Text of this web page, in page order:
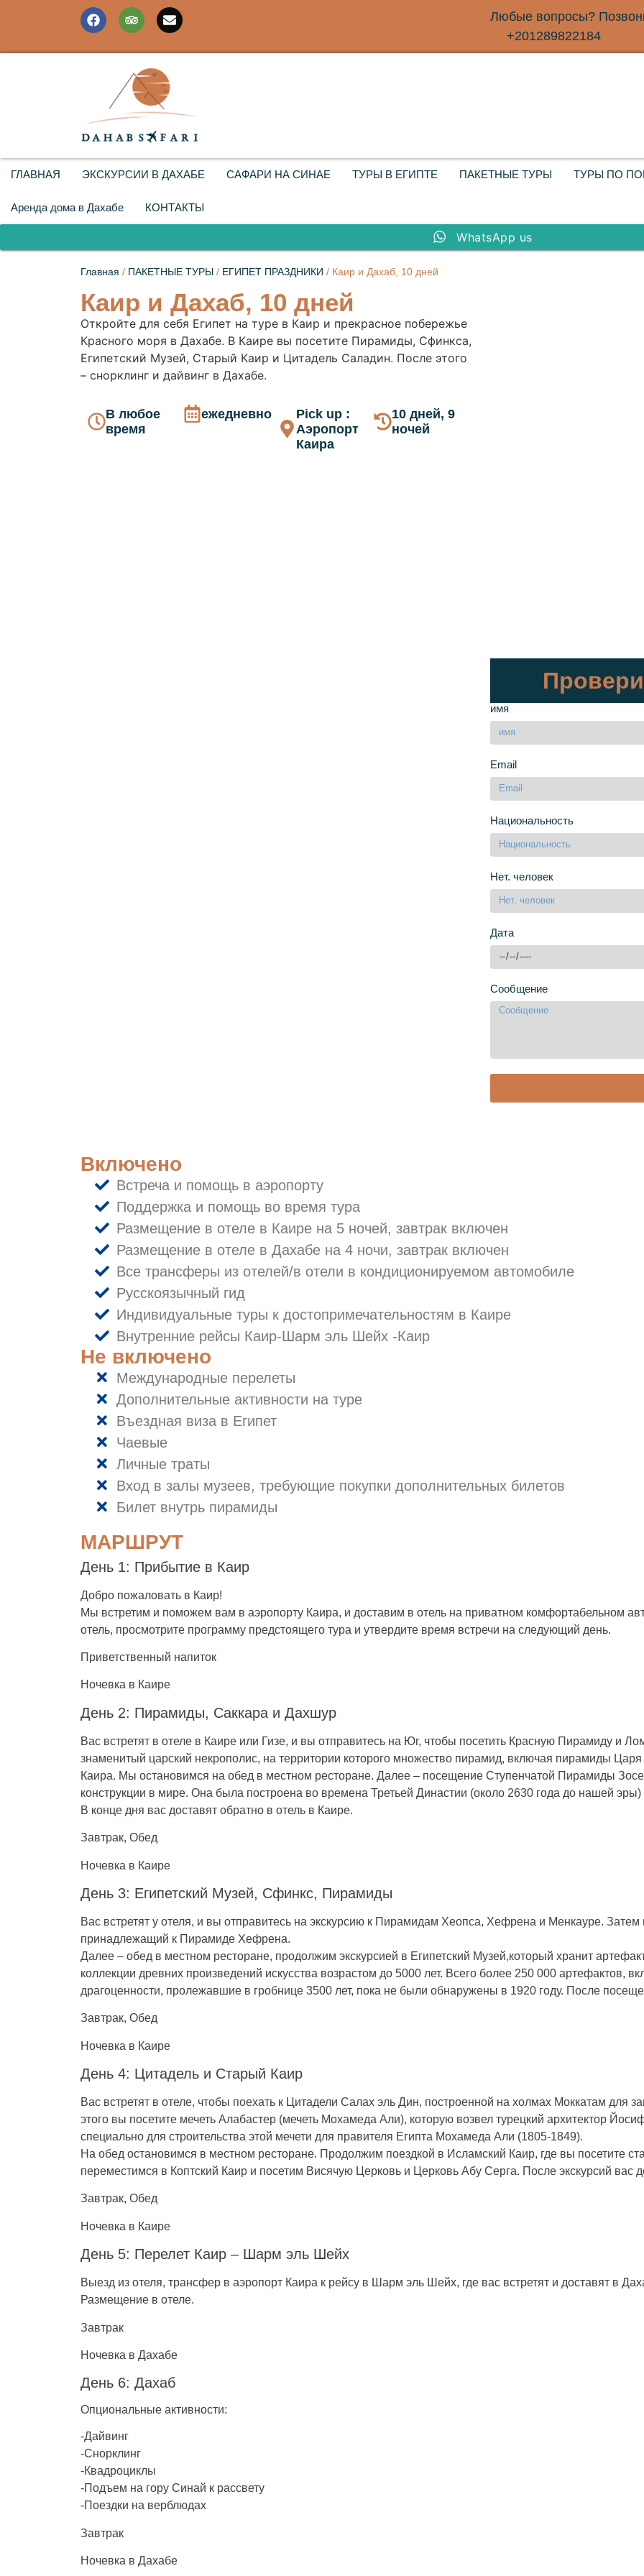
Любые вопросы?
+201289822184
ГЛАВНАЯ ЭКСКУРСИИ В ДАХАБЕ САФАРИ НА СИНАЕ ТУРЫ В ЕГИПТЕ ПАКЕТНЫЕ ТУРЫ ТУРЫ ПО
Аренда дома в Дахабе КОНТАКТЫ
WhatsApp us
Главная / ПАКЕТНЫЕ ТУРЫ / ЕГИПЕТ ПРАЗДНИКИ / Каир и Дахаб, 10 дней
Каир и Дахаб, 10 дней
Откройте для себя Египет на туре в Каир и прекрасное побережье
Красного моря в Дахабе. В Каире вы посетите Пирамиды, Сфинкса,
Египетский Музей, Старый Каир и Цитадель Саладин. После этого
– снорклинг и дайвинг в Дахабе.
В любое
время
ежедневно
Pick up :
Аэропорт
Каира
10 дней, 9
ночей
имя
Email
Национальность
Нет. человек
Дата
Сообщение
Включено
Встреча и помощь в аэропорту
Поддержка и помощь во время тура
Размещение в отеле в Каире на 5 ночей, завтрак включен
Размещение в отеле в Дахабе на 4 ночи, завтрак включен
Все трансферы из отелей/в отели в кондиционируемом автомобиле
Русскоязычный гид
Индивидуальные туры к достопримечательностям в Каире
Внутренние рейсы Каир-Шарм эль Шейх -Каир
Не включено
Международные перелеты
Дополнительные активности на туре
Въездная виза в Египет
Чаевые
Личные траты
Вход в залы музеев, требующие покупки дополнительных билетов
Билет внутрь пирамиды
МАРШРУТ
День 1: Прибытие в Каир
Добро пожаловать в Каир!
Мы встретим и поможем вам в аэропорту Каира, и доставим в отель на приватном комфортабельном
отель, просмотрите программу предстоящего тура и утвердите время встречи на следующий день.
Приветственный напиток
Ночевка в Каире
День 2: Пирамиды, Саккара и Дахшур
Вас встретят в отеле в Каире или Гизе, и вы отправитесь на Юг, чтобы посетить Красную Пирамиду и
знаменитый царский некрополис, на территории которого множество пирамид, включая пирамиды
Каира. Мы остановимся на обед в местном ресторане. Далее – посещение Ступенчатой Пирамиды
конструкции в мире. Она была построена во времена Третьей Династии (около 2630 года до нашей
В конце дня вас доставят обратно в отель в Каире.
Завтрак, Обед
Ночевка в Каире
День 3: Египетский Музей, Сфинкс, Пирамиды
Вас встретят у отеля, и вы отправитесь на экскурсию к Пирамидам Хеопса, Хефрена и Менкауре.
принадлежащий к Пирамиде Хефрена.
Далее – обед в местном ресторане, продолжим экскурсией в Египетский Музей,который хранит
коллекции древних произведений искусства возрастом до 5000 лет. Всего более 250 000 артефактов,
драгоценности, пролежавшие в гробнице 3500 лет, пока не были обнаружены в 1920 году. После
Завтрак, Обед
Ночевка в Каире
День 4: Цитадель и Старый Каир
Вас встретят в отеле, чтобы поехать к Цитадели Салах эль Дин, построенной на холмах Моккатам для
этого вы посетите мечеть Алабастер (мечеть Мохамеда Али), которую возвел турецкий архитектор
специально для строительства этой мечети для правителя Египта Мохамеда Али (1805-1849).
На обед остановимся в местном ресторане. Продолжим поездкой в Исламский Каир, где вы посетите
переместимся в Коптский Каир и посетим Висячую Церковь и Церковь Абу Серга. После экскурсий вас
Завтрак, Обед
Ночевка в Каире
День 5: Перелет Каир – Шарм эль Шейх
Выезд из отеля, трансфер в аэропорт Каира к рейсу в Шарм эль Шейх, где вас встретят и доставят в
Размещение в отеле.
Завтрак
Ночевка в Дахабе
День 6: Дахаб
Опциональные активности:
-Дайвинг
-Снорклинг
-Квадроциклы
-Подъем на гору Синай к рассвету
-Поездки на верблюдах
Завтрак
Ночевка в Дахабе